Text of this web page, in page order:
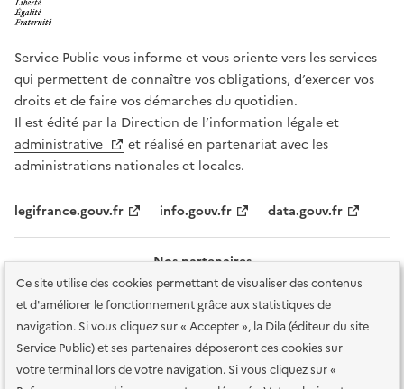
Ce site utilise des cookies permettant de visualiser des contenus
et d'améliorer le fonctionnement grâce aux statistiques de
navigation. Si vous cliquez sur « Accepter », la Dila (éditeur du site
Service Public) et ses partenaires déposeront ces cookies sur
votre terminal lors de votre navigation. Si vous cliquez sur «
Service Public vous informe et vous oriente vers les services
qui permettent de connaître vos obligations, d’exercer vos
droits et de faire vos démarches du quotidien.
Il est édité par la Direction de l’information légale et
administrative
et réalisé en partenariat avec les
administrations nationales et locales.
legifrance.gouv.fr info.gouv.fr data.gouv.fr
Nos partenaires
Plan du site Accessibilité : totalement conforme Accessibilité des